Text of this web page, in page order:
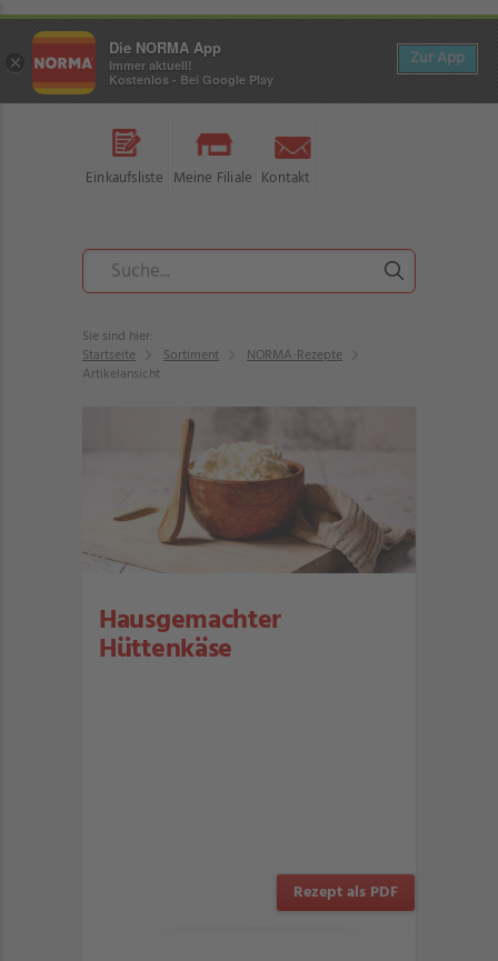
Einkaufsliste Meine Filiale Kontakt
Sie sind hier:
Startseite
Sortiment
NORMA-Rezepte
Artikelansicht
Hausgemachter
Hüttenkäse
Rezept als PDF
×
Die NORMA App
Immer aktuell!
Kostenlos - Bei Google Play
Zur App